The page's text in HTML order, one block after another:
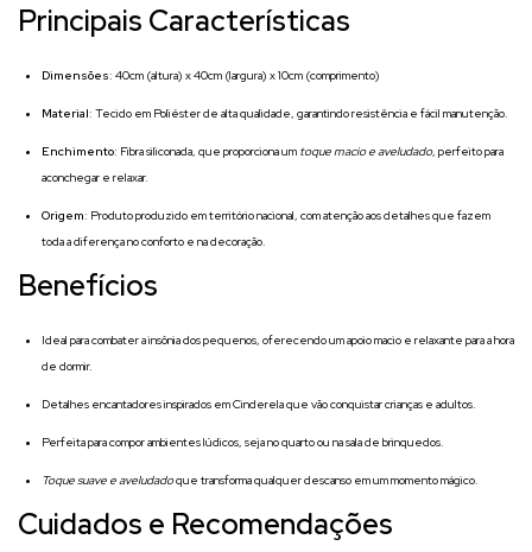
Principais Características
Dimensões: 40cm (altura) x 40cm (largura) x 10cm (comprimento)
Material: Tecido em Poliéster de alta qualidade, garantindo resistência e fácil manutenção.
Enchimento: Fibra siliconada, que proporciona um toque macio e aveludado, perfeito para
aconchegar e relaxar.
Origem: Produto produzido em território nacional, com atenção aos detalhes que fazem
toda a diferença no conforto e na decoração.
Benefícios
Ideal para combater a insônia dos pequenos, oferecendo um apoio macio e relaxante para a hora
de dormir.
Detalhes encantadores inspirados em Cinderela que vão conquistar crianças e adultos.
Perfeita para compor ambientes lúdicos, seja no quarto ou na sala de brinquedos.
Toque suave e aveludadoque transforma qualquer descanso em um momento mágico.
Cuidados e Recomendações